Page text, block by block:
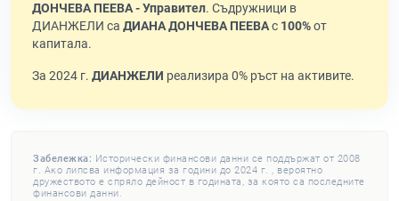
ДОНЧЕВА ПЕЕВА - Управител. Съдружници в
ДИАНЖЕЛИ са ДИАНА ДОНЧЕВА ПЕЕВАс 100%от
капитала.
За 2024 г. ДИАНЖЕЛИ реализира 0% ръст на активите.
Забележка: Исторически финансови данни се поддържат от 2008
г. Ако липсва информация за години до 2024 г. , вероятно
дружеството е спряло дейност в годината, за която са последните
финансови данни.